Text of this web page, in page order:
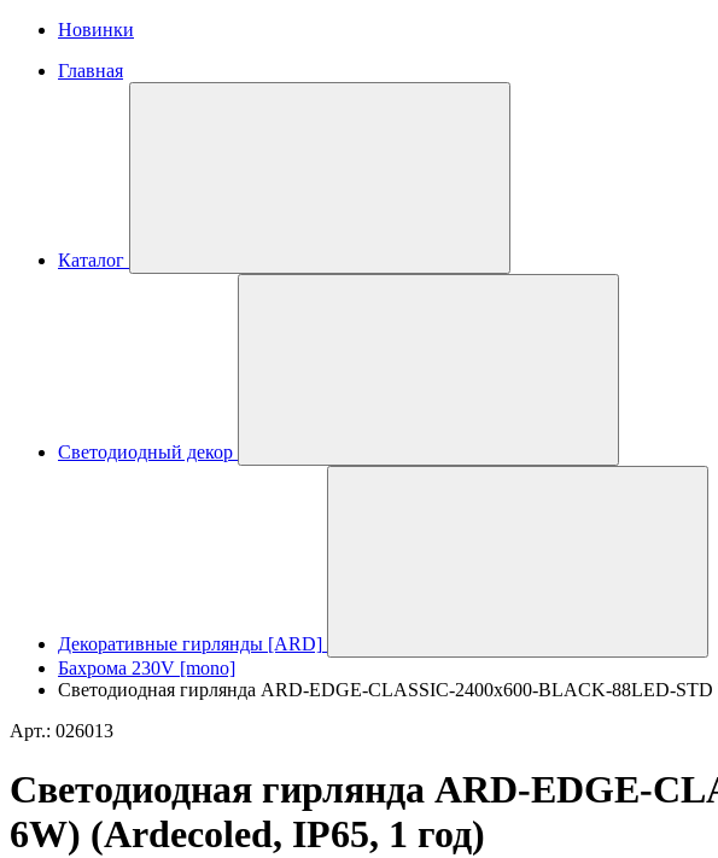
Новинки
Главная
Каталог
Светодиодный декор
Декоративные гирлянды [ARD]
Бахрома 230V [mono]
Светодиодная гирлянда ARD-EDGE-CLASSIC-2400x600-BLACK-88LED-STD
Арт.: 026013
Светодиодная гирлянда ARD-EDGE-
6W) (Ardecoled, IP65, 1 год)